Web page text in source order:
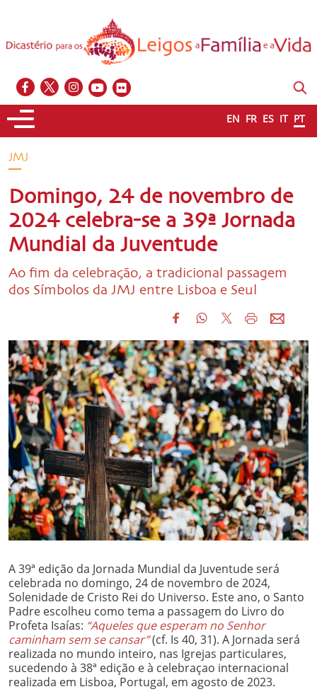
EN FR ES IT PT
JMJ
Domingo, 24 de novembro de
2024 celebra-se a 39ª Jornada
Mundial da Juventude
Ao fim da celebração, a tradicional passagem
dos Símbolos da JMJ entre Lisboa e Seul
A 39ª edição da Jornada Mundial da Juventude será
celebrada no domingo, 24 de novembro de 2024,
Solenidade de Cristo Rei do Universo. Este ano, o Santo
Padre escolheu como tema a passagem do Livro do
Profeta Isaías: “Aqueles que esperam no Senhor
caminham sem se cansar”(cf. Is 40, 31). A Jornada será
realizada no mundo inteiro, nas Igrejas particulares,
sucedendo à 38ª edição e à celebraçao internacional
realizada em Lisboa, Portugal, em agosto de 2023.